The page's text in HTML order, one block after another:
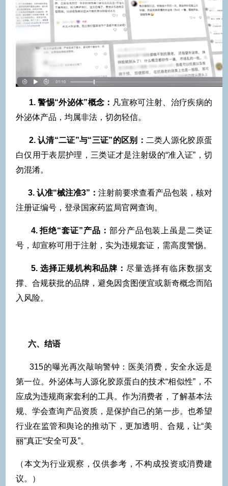
1. 警惕“外泌体”概念： 凡宣称可注射、治疗疾病的
外泌体产品，均属非法，切勿轻信。
2. 认清“二证”与“三证”的区别： 二类人源化胶原蛋
白仅用于表层护理，三类证才是注射级的“准入证”，切
勿混淆。
3. 认准“械注准3”： 注射前要求查看产品包装，核对
注册证编号，登录国家药监局官网查询。
4. 拒绝“套证”产品： 部分产品包装上虽是二类证
号，却宣称可用于注射，实为违规套证，需高度警惕。
5. 选择正规机构和品牌：尽量选择有临床数据支
撑、合规获批的品牌，避免因贪图便宜或新奇概念而陷
入风险。
六、结语
315的曝光再次敲响警钟：医美消费，安全永远是
第一位。外泌体与人源化胶原蛋白的技术“相似性”，不
应成为违规商家套利的工具。作为消费者，了解基本法
规、学会查询产品资质，是保护自己的第一步。也希望
行业在监管和舆论的推动下，更加透明、合规，让“美
丽”真正“安全可及”。
（本文为行业观察，仅供参考，不构成投资或消费建
议。）